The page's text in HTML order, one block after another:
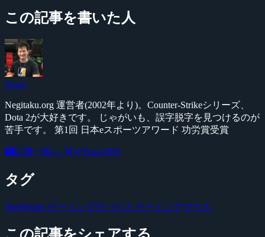
この記事を書いた人
Yossy
Negitaku.org 運営者(2002年より)。Counter-Strikeシリーズ、
Dota 2が大好きです。 じゃがいも、誤字脱字を見つけるのが
苦手です。 第1回 日本eスポーツアワード 功労賞受賞
記事一覧へ @YossyFPS
タグ
SteelSeries ゲーミングデバイス ゲーミングマウス